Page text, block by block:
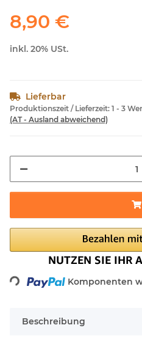
8,90 €
inkl. 20% USt.
Lieferbar
Produktionszeit / Lieferzeit: 1 - 3
(AT - Ausland abweichend)
Loading... Komponenten
Beschreibung